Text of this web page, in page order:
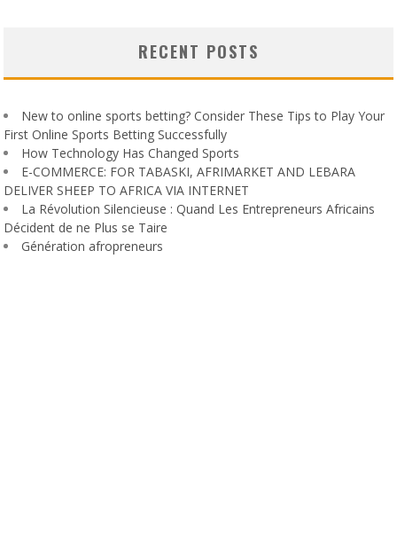
RECENT POSTS
New to online sports betting? Consider These Tips to Play Your
First Online Sports Betting Successfully
How Technology Has Changed Sports
E-COMMERCE: FOR TABASKI, AFRIMARKET AND LEBARA
DELIVER SHEEP TO AFRICA VIA INTERNET
La Révolution Silencieuse : Quand Les Entrepreneurs Africains
Décident de ne Plus se Taire
Génération afropreneurs